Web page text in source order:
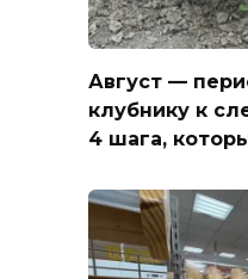
Август —
клубнику к
4 шага,